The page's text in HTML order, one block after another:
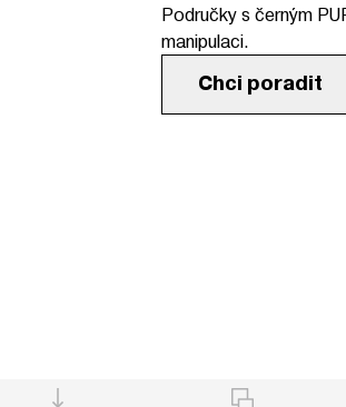
Područky s černým
manipulaci.
Chci poradit